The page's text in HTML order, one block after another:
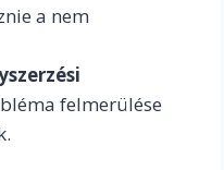
a nem
felmerülése